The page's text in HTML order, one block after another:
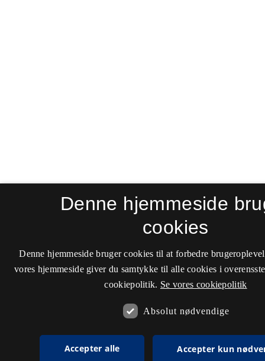
Denne hjemmeside
cookies
Denne hjemmeside bruger cookies til at forbedre
vores hjemmeside giver du samtykke til alle cookies i
cookiepolitik. Se vores cookiepolitik
Absolut nødvendige
Accepter alle Accepter kun